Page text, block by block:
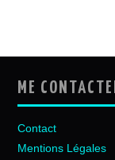
ME
Contact
Mentions Légales